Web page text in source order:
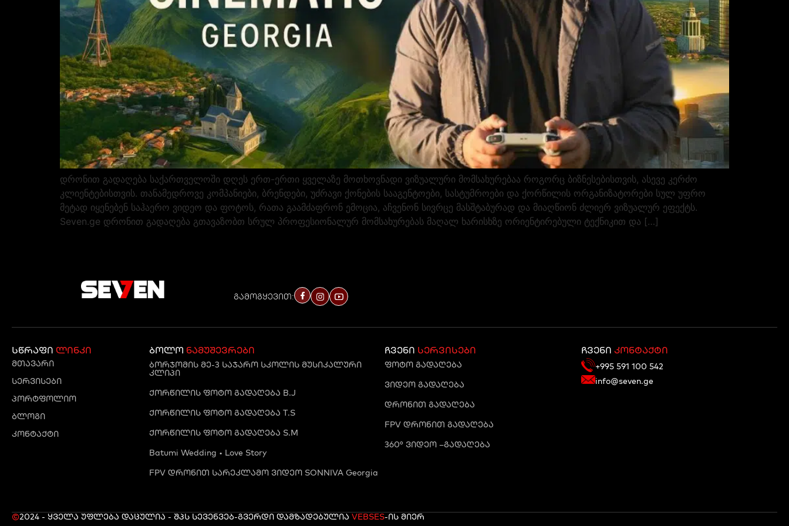
დრონით გადაღება საქართველოში დღეს ერთ-ერთი ყველაზე მოთხოვნადი ვიზუალური მომსახურებაა როგორც ბიზნესებისთვის, ასევე კერძო
კლიენტებისთვის. თანამედროვე კომპანიები, ბრენდები, უძრავი ქონების სააგენტოები, სასტუმროები და ქორწილის ორგანიზატორები სულ უფრო
მეტად იყენებენ საჰაერო ვიდეო და ფოტოს, რათა გაამძაფრონ ემოცია, აჩვენონ სივრცე მასშტაბურად და მიაღწიონ ძლიერ ვიზუალურ ეფექტს.
Seven.ge დრონით გადაღება გთავაზობთ სრულ პროფესიონალურ მომსახურებას მაღალ ხარისხზე ორიენტირებული ტექნიკით და […]
გამოგყევით:
სწრაფი ლინკი
მთავარი
სერვისები
პორტფოლიო
ბლოგი
კონტაქტი
ბოლო ნამუშევრები
ბორჯომის მე-3 საჯარო სკოლის მუსიკალური
კლიპი
ქორწილის ფოტო გადაღება B.J
ქორწილის ფოტო გადაღება T.S
ქორწილის ფოტო გადაღება S.M
Batumi Wedding • Love Story
FPV დრონით სარეკლამო ვიდეო SONNIVA Georgia
ჩვენი სერვისები
ფოტო გადაღება
ვიდეო გადაღება
დრონით გადაღება
FPV დრონით გადაღება
360° ვიდეო –გადაღება
ჩვენი კონტაქტი
+995 591 100 542
info@seven.ge
©2024 - ყველა უფლება დაცულია - შპს სევენვებ-გვერდი დამზადებულია VEBSES-ის მიერ